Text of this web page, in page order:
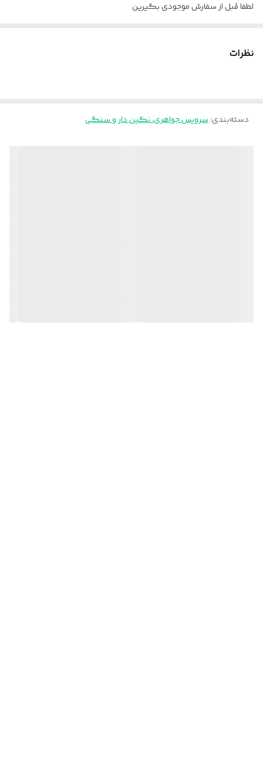
لطفا قبل از سفارش موجودی بگیرین
نظرات
دسته‌بندی:سرویس جواهری، نگین دار و سنگی